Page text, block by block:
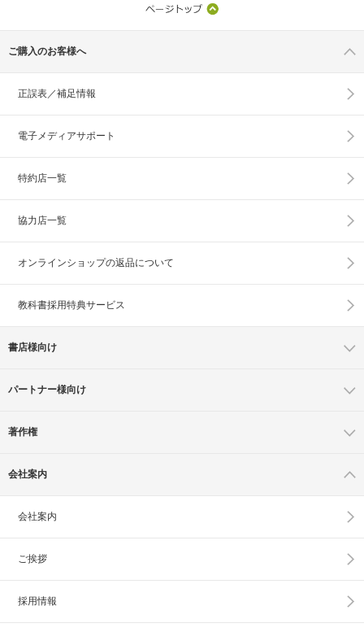
ご購入のお客様へ
正誤表／補足情報
電子メディアサポート
特約店一覧
協力店一覧
オンラインショップの返品について
教科書採用特典サービス
書店様向け
パートナー様向け
著作権
会社案内
会社案内
ご挨拶
採用情報